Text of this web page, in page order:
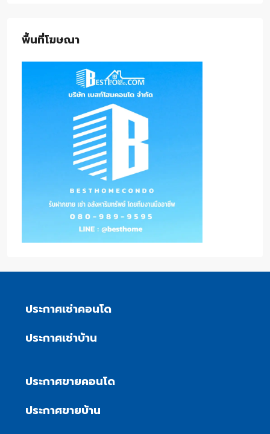
พื้นที่โฆษณา
ประกาศเช่าคอนโด
ประกาศเช่าบ้าน
ประกาศขายคอนโด
ประกาศขายบ้าน